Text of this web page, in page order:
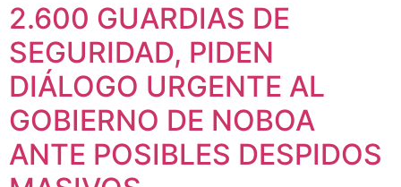
2.600 GUARDIAS DE
SEGURIDAD, PIDEN
DIÁLOGO URGENTE AL
GOBIERNO DE NOBOA
ANTE POSIBLES DESPIDOS